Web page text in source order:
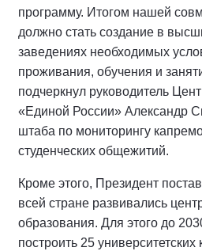
программу. Итогом нашей
должно стать создание в
заведениях необходимых
проживания, обучения и
подчеркнул руководитель
«Единой России» Александр
штаба по мониторингу
студенческих общежитий.
Кроме этого, Президент
всей стране развивались
образования. Для этого до
построить 25